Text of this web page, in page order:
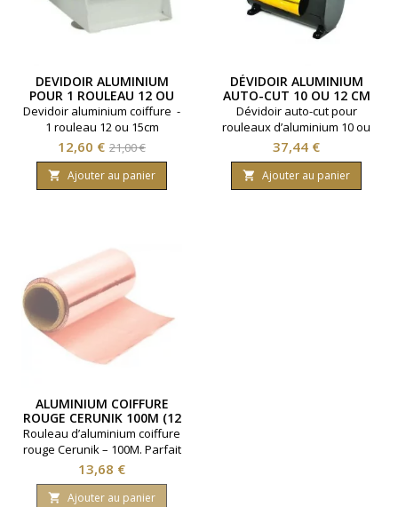
DEVIDOIR ALUMINIUM
POUR 1 ROULEAU 12 OU
15CM
Devidoir aluminium coiffure -
1 rouleau 12 ou 15cm
Prix
12,60 € Prix
de
base
21,00 €
 Ajouter au panier
DÉVIDOIR ALUMINIUM
AUTO-CUT 10 OU 12 CM
Dévidoir auto-cut pour
rouleaux d’aluminium 10 ou
12 cm. Coupe rapide, nette et
pratique des feuilles
d’aluminium en salon
Prix
37,44 €
 Ajouter au panier
ALUMINIUM COIFFURE
ROUGE CERUNIK 100M (12
CM X 12 MICRONS)
Rouleau d’aluminium coiffure
rouge Cerunik – 100M. Parfait
pour la coloration et les
mèches avec un repérage
facile grâce à sa couleur vive.
Prix
13,68 €
 Ajouter au panier